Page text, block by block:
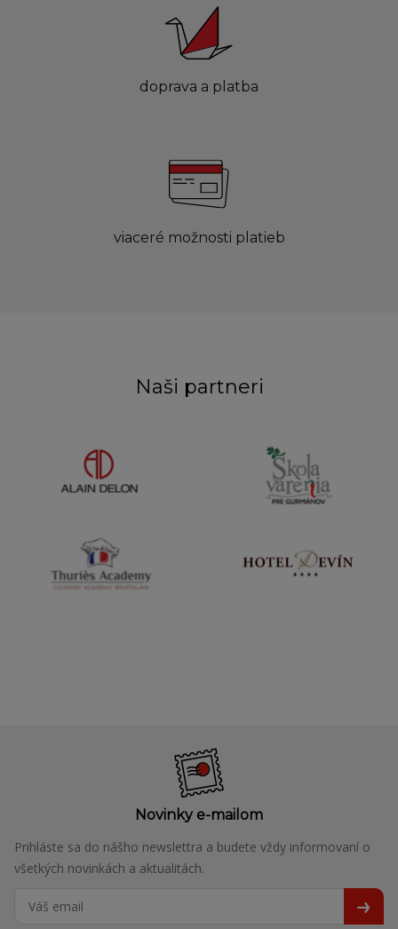
doprava a platba
viaceré možnosti platieb
Naši partneri
Novinky e-mailom
Prihláste sa do nášho newslettra a budete vždy informovaní o
všetkých novinkách a aktualitách.